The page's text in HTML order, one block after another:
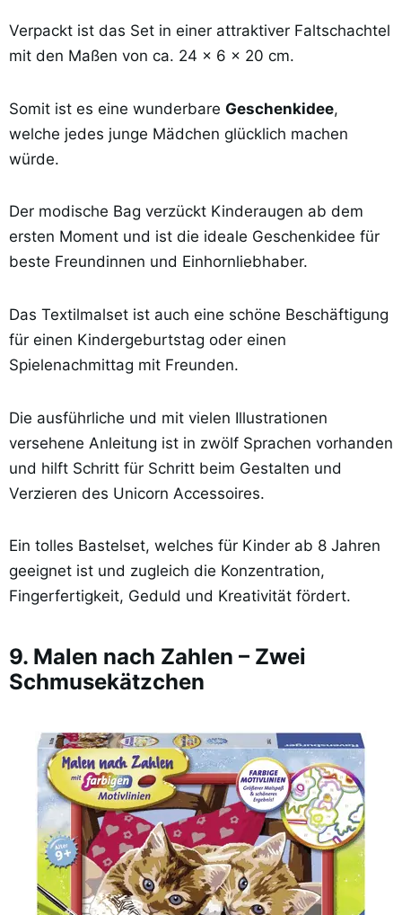
Verpackt ist das Set in einer attraktiver Faltschachtel
mit den Maßen von ca. 24 x 6 x 20 cm.
Somit ist es eine wunderbare Geschenkidee,
welche jedes junge Mädchen glücklich machen
würde.
Der modische Bag verzückt Kinderaugen ab dem
ersten Moment und ist die ideale Geschenkidee für
beste Freundinnen und Einhornliebhaber.
Das Textilmalset ist auch eine schöne Beschäftigung
für einen Kindergeburtstag oder einen
Spielenachmittag mit Freunden.
Die ausführliche und mit vielen Illustrationen
versehene Anleitung ist in zwölf Sprachen vorhanden
und hilft Schritt für Schritt beim Gestalten und
Verzieren des Unicorn Accessoires.
Ein tolles Bastelset, welches für Kinder ab 8 Jahren
geeignet ist und zugleich die Konzentration,
Fingerfertigkeit, Geduld und Kreativität fördert.
9. Malen nach Zahlen – Zwei
Schmusekätzchen